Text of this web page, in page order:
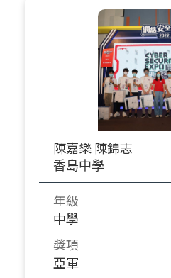
陳嘉樂 陳錦志
香島中學
年級
中學
獎項
亞軍